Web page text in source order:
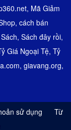
, Mã Giảm
, cách bán
, Sách đây rồi,
Giá Ngoại Tệ, Tỷ
, giavang.org,
sử dụng
Từ